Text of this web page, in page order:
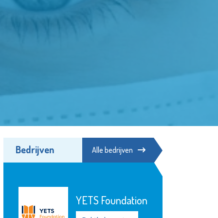
Bedrijven Alle bedrijven
YETS Foundation